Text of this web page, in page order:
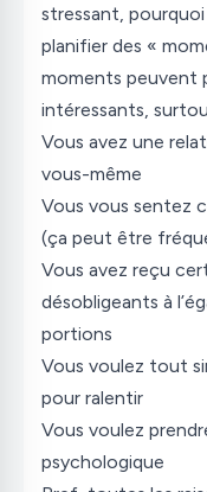
stressant,
planifier des «
moments peuvent
intéressants,
Vous avez une
vous-même
Vous vous sentez
(ça peut être
Vous avez reçu
désobligeants à
portions
Vous voulez tout
pour ralentir
Vous voulez
psychologique